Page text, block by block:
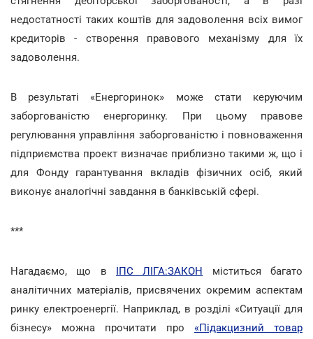
недостатності таких коштів для задоволення всіх вимог
кредиторів - створення правового механізму для їх
задоволення.
В результаті «Енергоринок» може стати керуючим
заборгованістю енергоринку. При цьому правове
регулювання управління заборгованістю і повноваження
підприємства проект визначає приблизно такими ж, що і
для Фонду гарантування вкладів фізичних осіб, який
виконує аналогічні завдання в банківській сфері.
***
Нагадаємо, що в ІПС ЛІГА:ЗАКОН міститься багато
аналітичних матеріалів, присвячених окремим аспектам
ринку електроенергії. Наприклад, в розділі «Ситуації для
бізнесу» можна прочитати про «Підакцизний товар